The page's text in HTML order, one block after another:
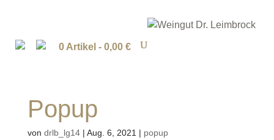
0 Artikel - 0,00 €
Popup
von drlb_lg14| Aug. 6, 2021 | popup